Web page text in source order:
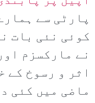
پارٹی سے
کوئی نئی بات
نے مارکسزم
اثر و رسوخ کے
ماضی میں کئی